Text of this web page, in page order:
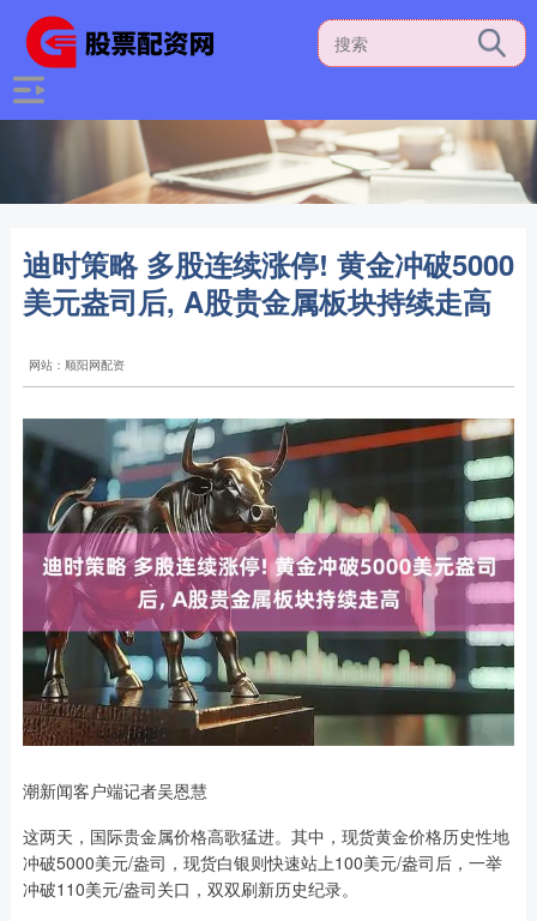
迪时策略 多股连续涨停! 黄金冲破5000
美元盎司后, A股贵金属板块持续走高
网站：顺阳网配资
潮新闻客户端记者吴恩慧
这两天，国际贵金属价格高歌猛进。其中，现货黄金价格历史性地
冲破5000美元/盎司，现货白银则快速站上100美元/盎司后，一举
冲破110美元/盎司关口，双双刷新历史纪录。